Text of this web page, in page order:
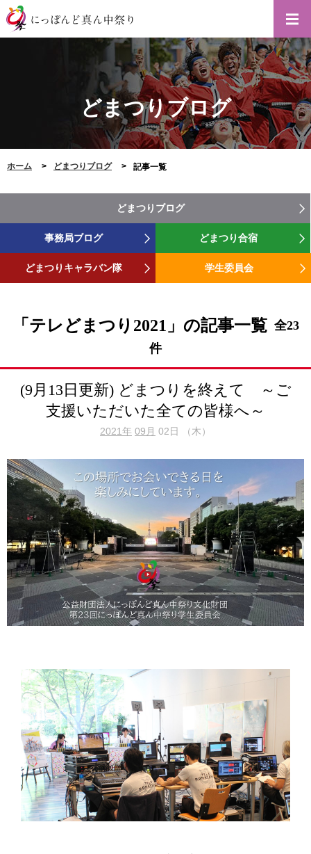
どまつりブログ
ホーム どまつりブログ 記事一覧
どまつりブログ
事務局ブログ どまつり合宿
どまつりキャラバン隊 学生委員会
「テレどまつり2021」の記事一覧 全23
件
(9月13日更新) どまつりを終えて ～ご
支援いただいた全ての皆様へ～
2021年 09月 02日 （木）